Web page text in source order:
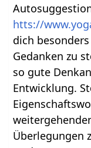
htts://
dich
Gedanken zu
so gute
Entwicklung.
Überlegungen